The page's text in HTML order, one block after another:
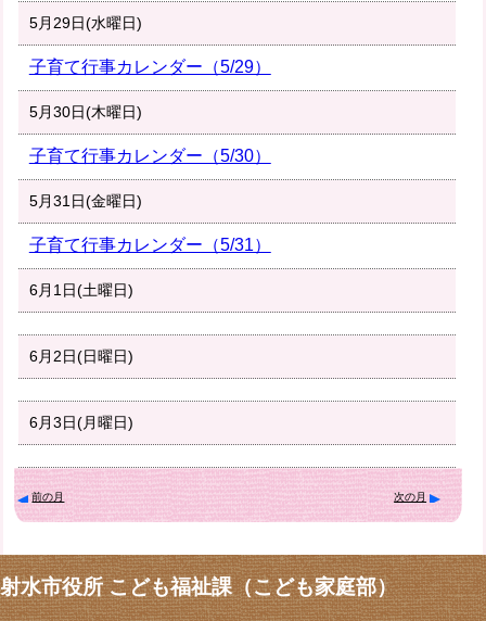
5月29日(水曜日)
子育て行事カレンダー（5/29）
5月30日(木曜日)
子育て行事カレンダー（5/30）
5月31日(金曜日)
子育て行事カレンダー（5/31）
6月1日(土曜日)
6月2日(日曜日)
6月3日(月曜日)
前の月 次の月
射水市役所 こども福祉課（こども家庭部）